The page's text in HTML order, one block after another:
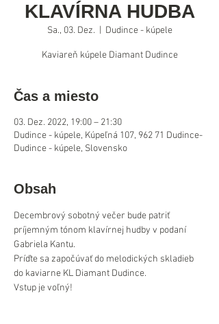
KLAVÍRNA HUDBA
Sa., 03. Dez. Dudince - kúpele
Kaviareň kúpele Diamant Dudince
Čas a miesto
03. Dez. 2022, 19:00 – 21:30
Dudince - kúpele, Kúpeľná 107, 962 71 Dudince-
Dudince - kúpele, Slovensko
Obsah
Decembrový sobotný večer bude patriť
príjemným tónom klavírnej hudby v podaní
Gabriela Kantu.
Príďte sa započúvať do melodických skladieb
do kaviarne KL Diamant Dudince.
Vstup je voľný!